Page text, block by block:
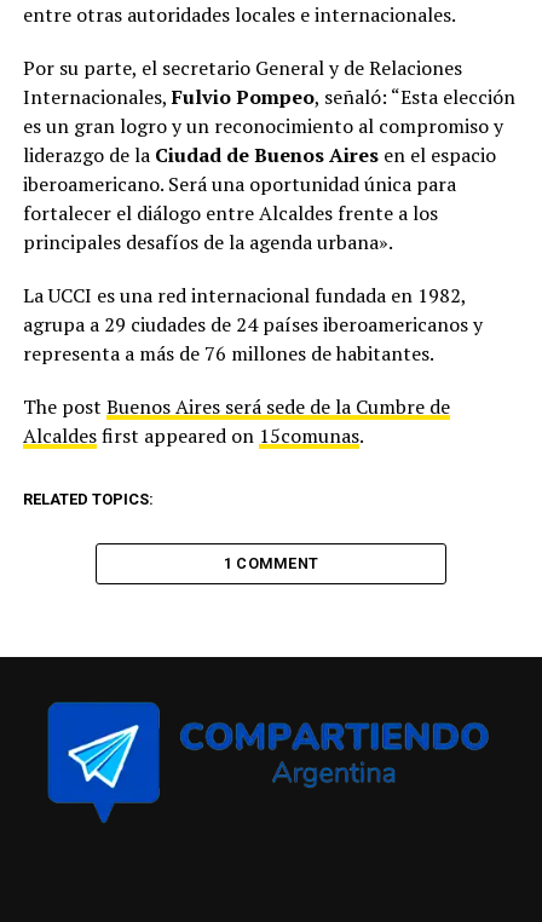
entre otras autoridades locales e internacionales.
Por su parte, el secretario General y de Relaciones
Internacionales,Fulvio Pompeo, señaló: “Esta elección
es un gran logro y un reconocimiento al compromiso y
liderazgo de la Ciudad de Buenos Airesen el espacio
iberoamericano. Será una oportunidad única para
fortalecer el diálogo entre Alcaldes frente a los
principales desafíos de la agenda urbana».
La UCCI es una red internacional fundada en 1982,
agrupa a 29 ciudades de 24 países iberoamericanos y
representa a más de 76 millones de habitantes.
The post Buenos Aires será sede de la Cumbre de
Alcaldesfirst appeared on 15comunas.
RELATED TOPICS:
1 COMMENT